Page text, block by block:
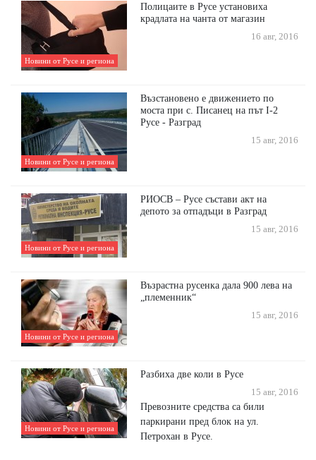
Новини от Русе и региона
Полицаите в Русе установиха
крадлата на чанта от магазин
16 авг, 2016
Новини от Русе и региона
Възстановено е движението по
моста при с. Писанец на път I-2
Русе - Разград
15 авг, 2016
Новини от Русе и региона
РИОСВ – Русе състави акт на
депото за отпадъци в Разград
15 авг, 2016
Новини от Русе и региона
Възрастна русенка дала 900 лева на
„племенник“
15 авг, 2016
Новини от Русе и региона
Разбиха две коли в Русе
15 авг, 2016
Превозните средства са били
паркирани пред блок на ул.
Петрохан в Русе.